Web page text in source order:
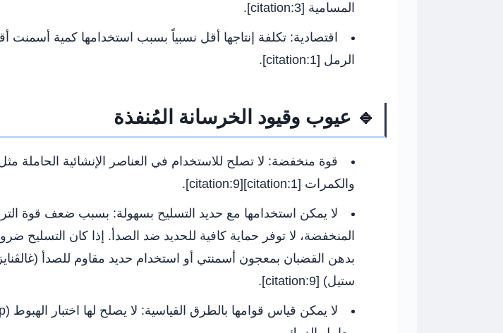
المسامية [citation:3].
اقتصادية: تكلفة إنتاجها أقل نسبياً بسبب استخدامها كمية أسمنت
الرمل [citation:1].
🔹 عيوب وقيود الخرسانة المُنفذة
قوة منخفضة: لا تصلح للاستخدام في العناصر الإنشائية الحاملة
والكمرات [citation:1][citation:9].
لا يمكن استخدامها مع حديد التسليح بسهولة: بسبب ضعف قوة
المنخفضة، لا توفر حماية كافية للحديد ضد الصدأ. إذا كان التسليح
بدهن القضبان بمعجون أسمنتي أو استخدام حديد مقاوم للصدأ
ستيل) [citation:9].
لا يمكن قياس قوامها بالطرق القياسية: